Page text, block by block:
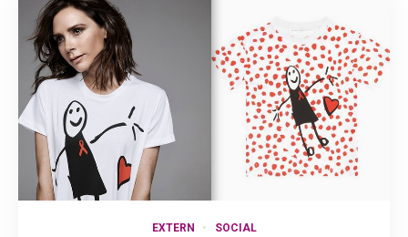
EXTERN SOCIAL